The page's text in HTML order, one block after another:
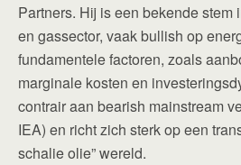
Partners. Hij is een bekende
en gassector, vaak bullish op
fundamentele factoren, zoals
marginale kosten en
contrair aan bearish mainstream
IEA) en richt zich sterk op een
schalie olie” wereld.